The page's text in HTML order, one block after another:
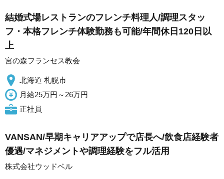
結婚式場レストランのフレンチ料理人/調理スタッ
フ・本格フレンチ体験勤務も可能/年間休日120日以
上
宮の森フランセス教会
北海道 札幌市
月給25万円～26万円
正社員
VANSAN/早期キャリアアップで店長へ/飲食店経験者
優遇/マネジメントや調理経験をフル活用
株式会社ウッドベル